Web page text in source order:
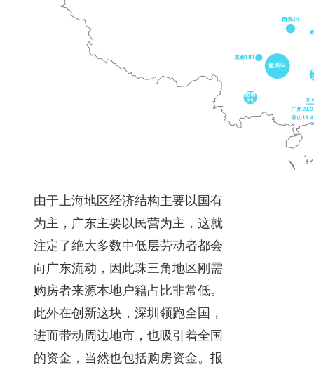
由于上海地区经济结构主要以国有
为主，广东主要以民营为主，这就
注定了绝大多数中低层劳动者都会
向广东流动，因此珠三角地区刚需
购房者来源本地户籍占比非常低。
此外在创新这块，深圳领跑全国，
进而带动周边地市，也吸引着全国
的资金，当然也包括购房资金。报